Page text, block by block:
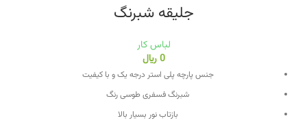
جلیقه شبرنگ
لباس کار
0 ﷼
جنس پارچه پلی استر درجه یک و با کیفیت
شبرنگ فسفری طوسی رنگ
بازتاب نور بسیار بالا